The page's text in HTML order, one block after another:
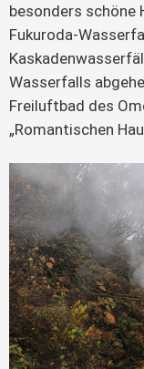
besonders schöne
Fukuroda-
Wasserfalls
Freiluftbad des
„Romantischen